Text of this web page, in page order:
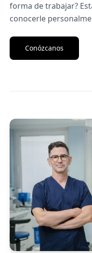
forma de trabajar?
conocerle
Conózcanos